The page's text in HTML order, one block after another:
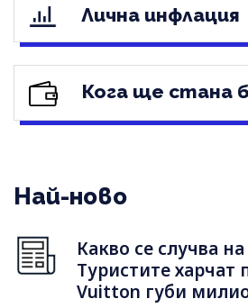
Лична инфлация
Кога ще стана
Най-ново
Какво се случва
Туристите харчат
Vuitton губи